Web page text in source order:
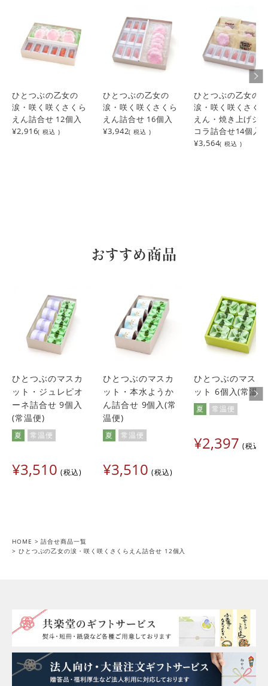
ひとつぶの乙女の
涙・咲く咲くさくら
えん詰合せ 12個入
¥2,916( 税込 )
ひとつぶの乙女の
涙・咲く咲くさくら
えん詰合せ 16個入
¥3,942( 税込 )
ひとつぶの乙女の
涙・咲く咲くさく
えん・焼き上げシ
コラ詰合せ14個入
¥3,564( 税込 )
おすすめ商品
ひとつぶのマスカ
ット・ジュレピオ
ーネ詰合せ 9個入
(常温便)
夏 常温便
¥3,510 税込
ひとつぶのマスカ
ット・本水ようか
ん詰合せ 9個入(常
温便)
夏 常温便
¥3,510 税込
ひとつぶのマスカ
ット 6個入(常温
夏 常温便
¥2,397 税込
HOME
詰合せ商品一覧
ひとつぶの乙女の涙・咲く咲くさくらえん詰合せ 12個入